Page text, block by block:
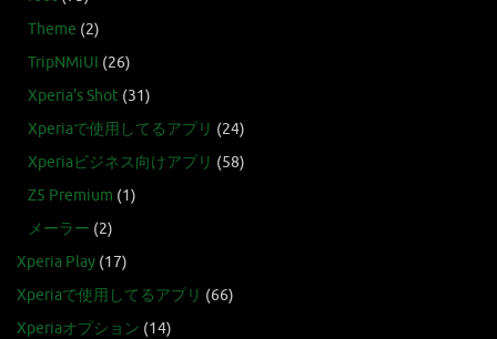
Theme (2)
TripNMiUI (26)
Xperia's Shot (31)
Xperiaで使用してるアプリ (24)
Xperiaビジネス向けアプリ (58)
Z5 Premium (1)
メーラー (2)
Xperia Play (17)
Xperiaで使用してるアプリ (66)
Xperiaオプション (14)